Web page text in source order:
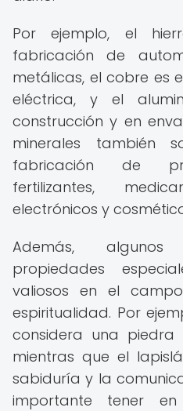
Por ejemplo, el
fabricación de
metálicas, el cobre es
eléctrica, y el
construcción y en
minerales también
fabricación de
fertilizantes,
electrónicos y
Además,
propiedades
valiosos en el
espiritualidad. Por
considera una
mientras que el
sabiduría y la
importante tener